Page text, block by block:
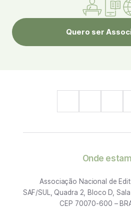
Quero ser
Onde
Associação Nacional de
SAF/SUL, Quadra 2, Bloco D, Sala
CEP 70070-600 –